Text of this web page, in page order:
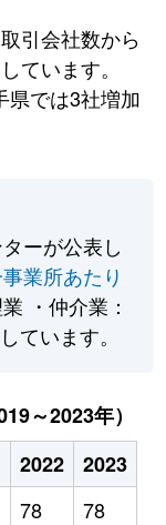
引会社数から
ています。
県では3社増加
ーが公表し
業所あたり
・仲介業：
ています。
～2023年）
2022
2023
78 78